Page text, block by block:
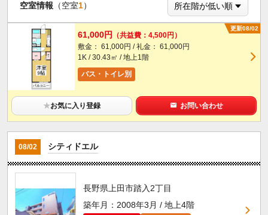
空室情報 （空室1）
更新08/02
61,000円
（共益費：4,500円）
敷金： 61,000円 / 礼金： 61,000円
1K / 30.43㎡ / 地上1階
バス・トイレ別
★お気に入り登録 お問い合わせ
08/02 シティドエル
長野県上田市踏入2丁目
築年月：2008年3月 / 地上4階